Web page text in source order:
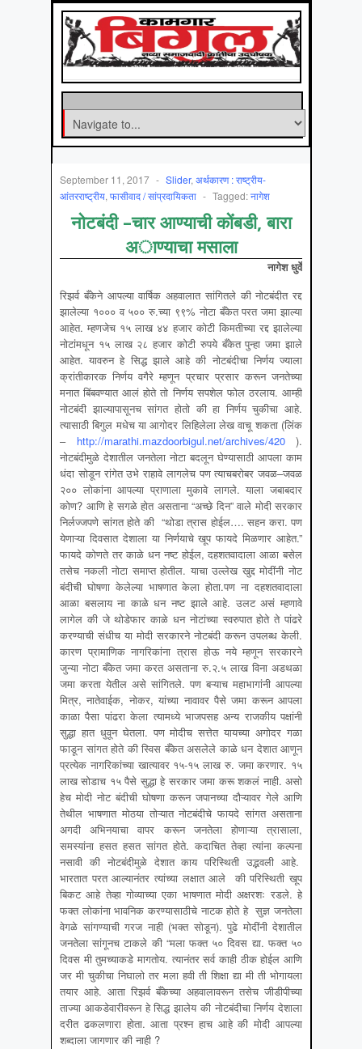
September 11, 2017 - Slider, अर्थकारण : राष्ट्रीय-
आंतरराष्ट्रीय, फासीवाद / सांप्रदायिकता - Tagged:नागेश
नोटबंदी –चार आण्याची कोंबडी, बारा
अाण्याचा मसाला
नागेश धुर्वे
रिझर्व बँकेने आपल्या वार्षिक अहवालात सांगितले की नोटबंदीत रद्द
झालेल्या १००० व ५०० रु.च्या ९९% नोटा बँकेत परत जमा झाल्या
आहेत. म्हणजेच १५ लाख ४४ हजार कोटी किमतीच्या रद्द झालेल्या
नोटांमधून १५ लाख २८ हजार कोटी रुपये बँकेत पुन्हा जमा झाले
आहेत. यावरुन हे सिद्ध झाले आहे की नोटबंदीचा निर्णय ज्याला
क्रांतीकारक निर्णय वगैरे म्हणून प्रचार प्रसार करून जनतेच्या
मनात बिंबवण्यात आलं होते तो निर्णय सपशेल फोल ठरलाय. आम्ही
नोटबंदी झाल्यापासूनच सांगत होतो की हा निर्णय चुकीचा आहे.
त्यासाठी बिगुल मधेच या आगोदर लिहिलेला लेख वाचू शकता (लिंक
– http://marathi.mazdoorbigul.net/archives/420).
नोटबंदीमुळे देशातील जनतेला नोटा बदलून घेण्यासाठी आपला काम
धंदा सोडून रांगेत उभे राहावे लागलेच पण त्याचबरोबर जवळ–जवळ
२०० लोकांना आपल्या प्राणाला मुकावे लागले. याला जबाबदार
कोण? आणि हे सगळे होत असताना “अच्छे दिन” वाले मोदी सरकार
निर्लज्जपणे सांगत होते की “थोडा त्रास होईल…. सहन करा. पण
येणाऱ्या दिवसात देशाला या निर्णयाचे खूप फायदे मिळणार आहेत.”
फायदे कोणते तर काळे धन नष्ट होईल, दहशतवादाला आळा बसेल
तसेच नकली नोटा समाप्त होतील. याचा उल्लेख खुद्द मोदींनी नोट
बंदीची घोषणा केलेल्या भाषणात केला होता.पण ना दहशतवादाला
आळा बसलाय ना काळे धन नष्ट झाले आहे. उलट असं म्हणावे
लागेल की जे थोडेफार काळे धन नोटांच्या स्वरुपात होते ते पांढरे
करण्याची संधीच या मोदी सरकारने नोटबंदी करून उपलब्ध केली.
कारण प्रामाणिक नागरिकांना त्रास होऊ नये म्हणून सरकारने
जुन्या नोटा बँकेत जमा करत असताना रु.२.५ लाख विना अडथळा
जमा करता येतील असे सांगितले. पण बऱ्याच महाभागांनी आपल्या
मित्र, नातेवाईक, नोकर, यांच्या नावावर पैसे जमा करून आपला
काळा पैसा पांढरा केला त्यामध्ये भाजपसह अन्य राजकीय पक्षांनी
सुद्धा हात धुवून घेतला. पण मोदीच सत्तेत यायच्या अगोदर गळा
फाडून सांगत होते की स्विस बँकेत असलेले काळे धन देशात आणून
प्रत्येक नागरिकांच्या खात्यावर १५-१५ लाख रु. जमा करणार. १५
लाख सोडाच १५ पैसे सुद्धा हे सरकार जमा करू शकलं नाही. असो
हेच मोदी नोट बंदीची घोषणा करून जपानच्या दौऱ्यावर गेले आणि
तेथील भाषणात मोठया तोऱ्यात नोटबंदीचे फायदे सांगत असताना
अगदी अभिनयाचा वापर करून जनतेला होणाऱ्या त्रासाला,
समस्यांना हसत हसत सांगत होते. कदाचित तेव्हा त्यांना कल्पना
नसावी की नोटबंदीमुळे देशात काय परिस्थिती उद्भवली आहे.
भारतात परत आल्यानंतर त्यांच्या लक्षात आले की परिस्थिती खूप
बिकट आहे तेव्हा गोव्याच्या एका भाषणात मोदी अक्षरशः रडले. हे
फक्त लोकांना भावनिक करण्यासाठीचे नाटक होते हे सुज्ञ जनतेला
वेगळे सांगण्याची गरज नाही (भक्त सोडून). पुढे मोदींनी देशातील
जनतेला सांगूनच टाकले की “मला फक्त ५० दिवस द्या. फक्त ५०
दिवस मी तुमच्याकडे मागतोय. त्यानंतर सर्व काही ठीक होईल आणि
जर मी चुकीचा निघालो तर मला हवी ती शिक्षा द्या मी ती भोगायला
तयार आहे. आता रिझर्व बँकेच्या अहवालावरून तसेच जीडीपीच्या
ताज्या आकडेवारीवरून हे सिद्ध झालेय की नोटबंदीचा निर्णय देशाला
दरीत ढकलणारा होता. आता प्रश्न हाच आहे की मोदी आपल्या
शब्दाला जागणार की नाही ?